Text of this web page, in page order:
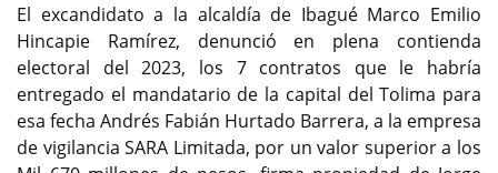
El excandidato a la alcaldía de Ibagué Marco Emilio
Hincapie Ramírez, denunció en plena contienda
electoral del 2023, los 7 contratos que le habría
entregado el mandatario de la capital del Tolima para
esa fecha Andrés Fabián Hurtado Barrera, a la empresa
de vigilancia SARA Limitada, por un valor superior a los